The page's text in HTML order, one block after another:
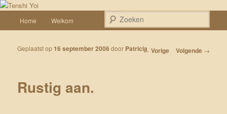
Spring naar de primaire inhoud
Tenshi Yoi
Een weblog over onze Shiba’s (Keiko, Rontu, Miyuki, Tatsu en Yumi)
Home Welkom
Bericht navigatie
← Vorige Volgende →
Rustig aan.
Geplaatst op 16 september 2006 door Patricia